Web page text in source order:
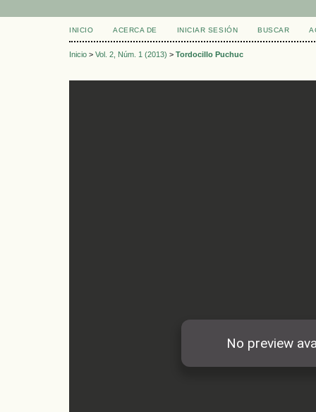
INICIO ACERCA DE INICIAR SESIÓN BUSCAR
Inicio > Vol. 2, Núm. 1 (2013) > Tordocillo Puchuc